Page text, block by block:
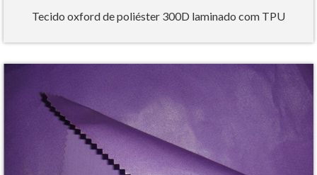
Tecido oxford de poliéster 300D laminado com TPU